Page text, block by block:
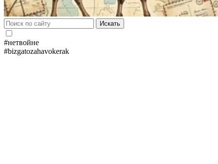
Искать
#нетвойне
#bizgatozahavokerak